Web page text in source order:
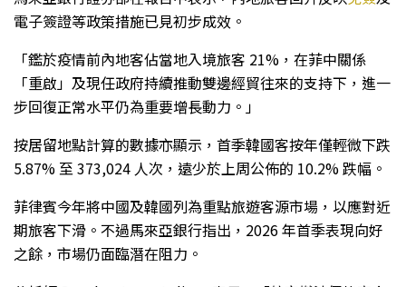
電子簽證等政策措施已見初步成效。
「鑑於疫情前內地客佔當地入境旅客 21%，在菲中關係
「重啟」及現任政府持續推動雙邊經貿往來的支持下，進一
步回復正常水平仍為重要增長動力。」
按居留地點計算的數據亦顯示，首季韓國客按年僅輕微下跌
5.87% 至 373,024 人次，遠少於上周公佈的 10.2% 跌幅。
菲律賓今年將中國及韓國列為重點旅遊客源市場，以應對近
期旅客下滑。不過馬來亞銀行指出，2026 年首季表現向好
之餘，市場仍面臨潛在阻力。